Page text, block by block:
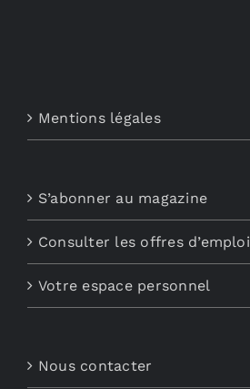
Mentions légales
S’abonner au magazine
Consulter les offres d’emploi
Votre espace personnel
Nous contacter